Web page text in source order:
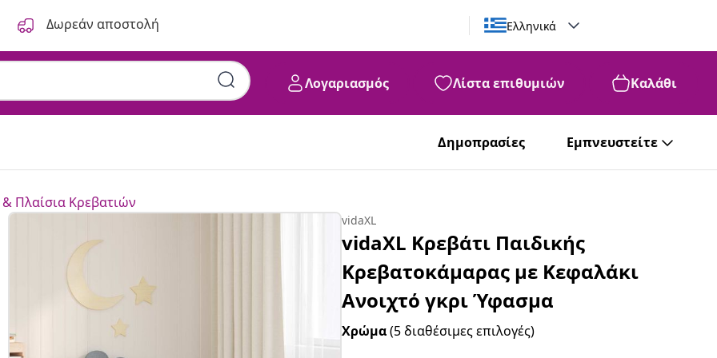
Δωρεάν αποστολή Ελληνικά
Λογαριασμός Λίστα επιθυμιών Καλάθι
Δημοπρασίες Εμπνευστείτε
Πλαίσια Κρεβατιών
vidaXL
vidaXL Κρεβάτι Παιδικής
Κρεβατοκάμαρας με Κεφαλάκι
Ανοιχτό γκρι Ύφασμα
Χρώμα(5 διαθέσιμες επιλογές)